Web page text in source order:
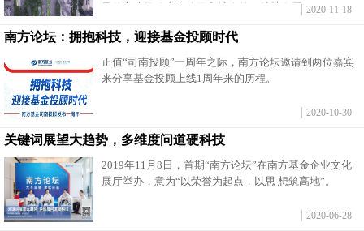
导的方式推动上市公司和社会的可持续发展。2020-11-18
南方论坛：拥抱科技，迎接基金投顾时代
正值“司南投顾”一周年之际，南方论坛邀请到两位嘉宾
来分享基金投顾上线1周年来的历程。
2020-10-30
关键词展望大趋势，多维度问道硬科技
2019年11月8日，首期“南方论坛”在南方基金企业文化
展厅举办，意为“以荣誉为起点，以思 想筑高地”。
2020-06-28